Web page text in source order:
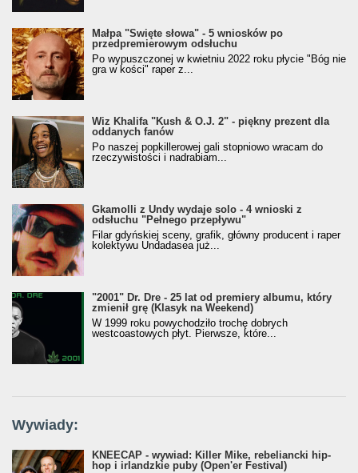
Małpa "Święte słowa" - 5 wniosków po
przedpremierowym odsłuchu
Po wypuszczonej w kwietniu 2022 roku płycie "Bóg nie
gra w kości" raper z...
Wiz Khalifa "Kush & O.J. 2" - piękny prezent dla
oddanych fanów
Po naszej popkillerowej gali stopniowo wracam do
rzeczywistości i nadrabiam...
Gkamolli z Undy wydaje solo - 4 wnioski z
odsłuchu "Pełnego przepływu"
Filar gdyńskiej sceny, grafik, główny producent i raper
kolektywu Undadasea już...
"2001" Dr. Dre - 25 lat od premiery albumu, który
zmienił grę (Klasyk na Weekend)
W 1999 roku powychodziło trochę dobrych
westcoastowych płyt. Pierwsze, które...
Wywiady:
KNEECAP - wywiad: Killer Mike, rebeliancki hip-
hop i irlandzkie puby (Open'er Festival)